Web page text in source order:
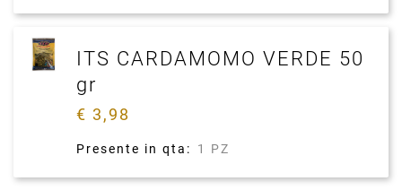
ITS CARDAMOMO VERDE 50
gr
€ 3,98
Presente in qta: 1 PZ